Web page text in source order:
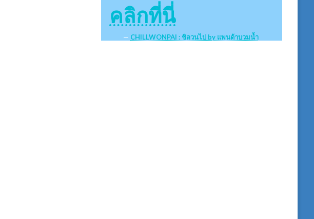
คลิกที่นี่
CHILLWONPAI : ชิลวนไป by แพนด้าบวมน้ำ